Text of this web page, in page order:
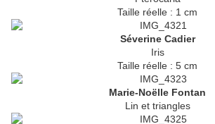
Taille réelle : 1 cm
Séverine Cadier
Iris
Taille réelle : 5 cm
Marie-Noëlle Fontan
Lin et triangles